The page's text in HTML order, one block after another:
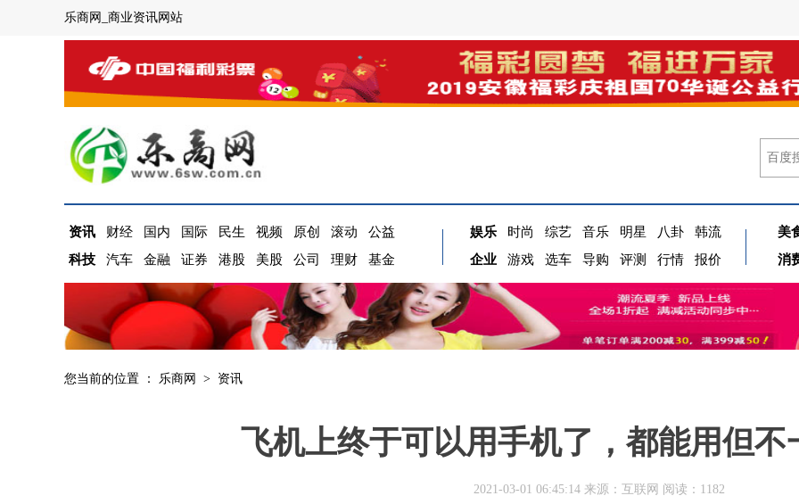
乐商网_商业资讯网站
资讯 财经 国内 国际 民生 视频 原创 滚动
公益
科技
汽车 金融 证券 港股 美股 公司 理财 基金
娱乐 时尚 综艺 音乐 明星 八卦
韩流
企业
游戏 选车 导购 评测 行情 报价
美
消
您当前的位置 ： 乐商网 > 资讯
飞机上终于可以用手机了，都能用但不
2021-03-01 06:45:14 来源：互联网 阅读：1182